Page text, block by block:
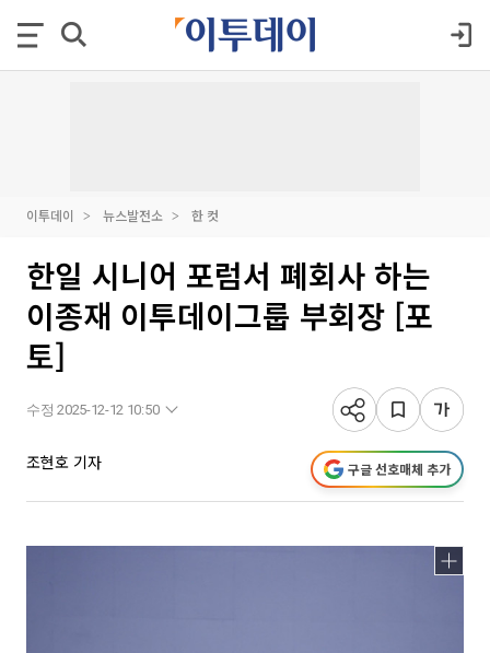
이투데이 뉴스발전소 한 컷
한일 시니어 포럼서 폐회사 하는
이종재 이투데이그룹 부회장 [포
토]
수정 2025-12-12 10:50
조현호 기자 구글 선호매체 추가